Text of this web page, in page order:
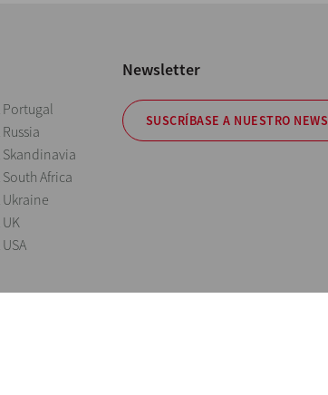
Portugal
Russia
Skandinavia
South Africa
Ukraine
UK
Newsletter
SUSCRÍBASE A NUESTRO